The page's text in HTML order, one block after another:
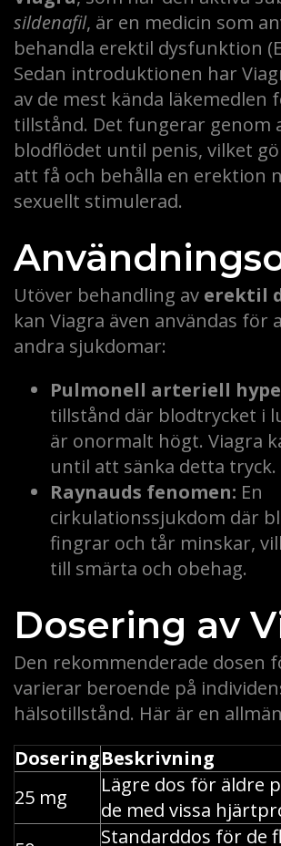
sildenafil, är en medicin som
behandla erektil dysfunktion
Sedan introduktionen har
av de mest kända läkemedlen
tillstånd. Det fungerar genom
blodflödet until penis, vilket
att få och behålla en erektion
sexuellt stimulerad.
Utöver behandling av erektil
kan Viagra även användas för
andra sjukdomar:
Pulmonell arteriell
tillstånd där blodtrycket i
är onormalt högt. Viagra
until att sänka detta tryck.
Raynauds fenomen: En
cirkulationssjukdom där
fingrar och tår minskar,
till smärta och obehag.
Dosering av
Den rekommenderade dosen
varierar beroende på
hälsotillstånd. Här är en
DoseringBeskrivning
25 mg
Lägre dos för äldre
de med vissa
Standarddos för de